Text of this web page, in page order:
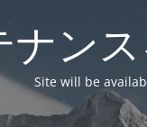
ナン
Site will be